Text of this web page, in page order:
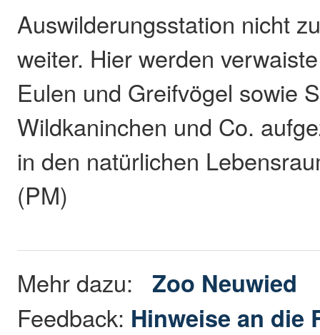
Auswilderungsstation nicht
weiter. Hier werden
Eulen und Greifvögel sowie
Wildkaninchen und Co.
in den natürlichen
(PM)
Mehr dazu: Zoo Neuwied
Feedback: Hinweise an die